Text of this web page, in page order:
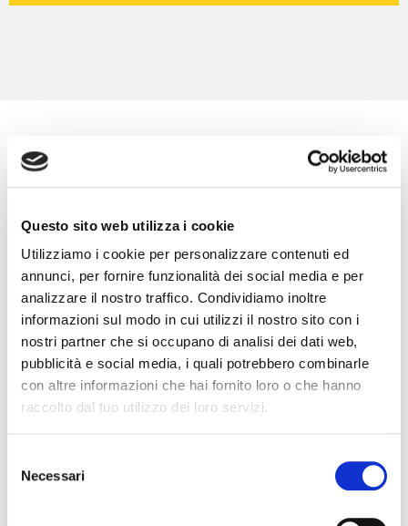
Questo sito web utilizza i cookie
Utilizziamo i cookie per personalizzare contenuti ed
annunci, per fornire funzionalità dei social media e per
analizzare il nostro traffico. Condividiamo inoltre
informazioni sul modo in cui utilizzi il nostro sito con i
nostri partner che si occupano di analisi dei dati web,
pubblicità e social media, i quali potrebbero combinarle
con altre informazioni che hai fornito loro o che hanno
raccolto dal tuo utilizzo dei loro servizi.
delNecessari
data
Filtra
Lapponia Adventure e Aurora Boreale